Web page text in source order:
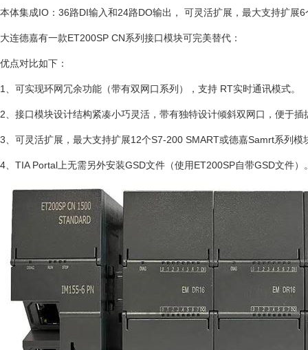
本体集成IO：36路DI输入和24路DO输出， 可灵活扩展，最大支持扩展
大连德嘉有一款ET200SP CN系列接口模块可完美替代：
优点对比如下：
1、可实现环网冗余功能（带有双网口系列），支持 RT实时通讯模式。
2、接口模块设计结构紧凑小巧灵活，带有独特设计倾斜双网口，便于插
3、可灵活扩展，最大支持扩展12个S7-200 SMART或德嘉Samrt系列模
4、TIA Portal上无需另外安装GSD文件（使用ET200SP自带GSD文件）